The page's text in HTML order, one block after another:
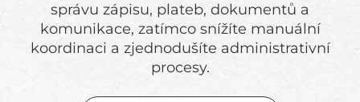
správu zápisu, plateb, dokumentů a
komunikace, zatímco snížíte manuální
koordinaci a zjednodušíte administrativní
procesy.